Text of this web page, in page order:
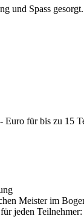
und Spass gesorgt.
Euro für bis zu 15
Meister im
jeden